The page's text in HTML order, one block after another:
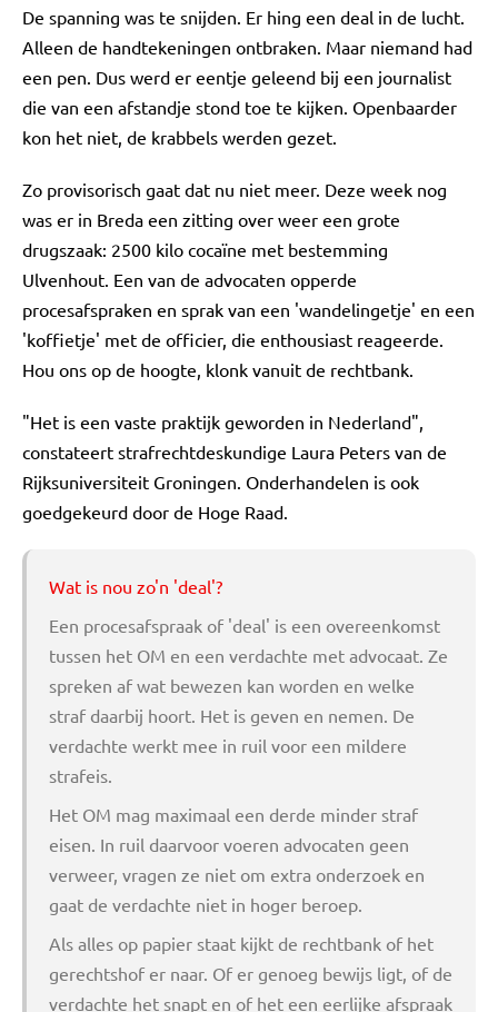
De spanning was te snijden. Er hing een deal in de lucht.
Alleen de handtekeningen ontbraken. Maar niemand had
een pen. Dus werd er eentje geleend bij een journalist
die van een afstandje stond toe te kijken. Openbaarder
kon het niet, de krabbels werden gezet.
Zo provisorisch gaat dat nu niet meer. Deze week nog
was er in Breda een zitting over weer een grote
drugszaak: 2500 kilo cocaïne met bestemming
Ulvenhout. Een van de advocaten opperde
procesafspraken en sprak van een 'wandelingetje' en een
'koffietje' met de officier, die enthousiast reageerde.
Hou ons op de hoogte, klonk vanuit de rechtbank.
"Het is een vaste praktijk geworden in Nederland",
constateert strafrechtdeskundige Laura Peters van de
Rijksuniversiteit Groningen. Onderhandelen is ook
goedgekeurd door de Hoge Raad.
Wat is nou zo'n 'deal'?
Een procesafspraak of 'deal' is een overeenkomst
tussen het OM en een verdachte met advocaat. Ze
spreken af wat bewezen kan worden en welke
straf daarbij hoort. Het is geven en nemen. De
verdachte werkt mee in ruil voor een mildere
strafeis.
Het OM mag maximaal een derde minder straf
eisen. In ruil daarvoor voeren advocaten geen
verweer, vragen ze niet om extra onderzoek en
gaat de verdachte niet in hoger beroep.
Als alles op papier staat kijkt de rechtbank of het
gerechtshof er naar. Of er genoeg bewijs ligt, of de
verdachte het snapt en of het een eerlijke afspraak